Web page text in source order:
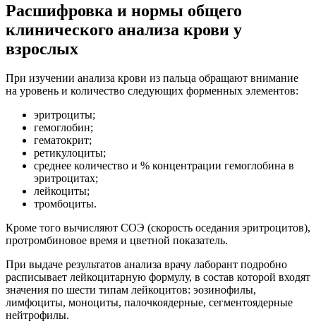
Расшифровка и нормы общего
клинического анализа крови у
взрослых
При изучении анализа крови из пальца обращают внимание
на уровень и количество следующих форменных элементов:
эритроциты;
гемоглобин;
гематокрит;
ретикулоциты;
среднее количество и % концентрации гемоглобина в
эритроцитах;
лейкоциты;
тромбоциты.
Кроме того вычисляют СОЭ (скорость оседания эритроцитов),
протромбиновое время и цветной показатель.
При выдаче результатов анализа врачу лаборант подробно
расписывает лейкоцитарную формулу, в состав которой входят
значения по шести типам лейкоцитов: эозинофилы,
лимфоциты, моноциты, палочкоядерные, сегментоядерные
нейтрофилы.